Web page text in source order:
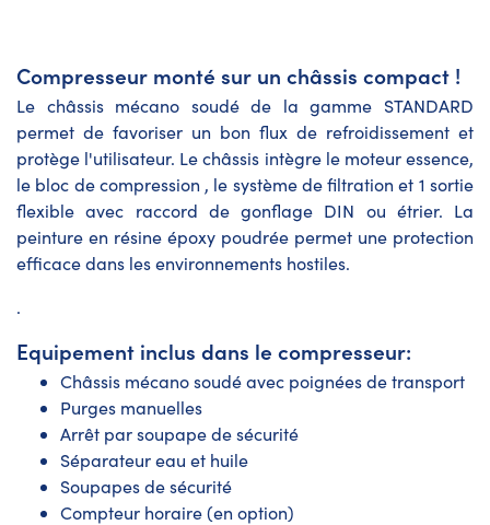
Compresseur monté sur un châssis compact !
Le châssis mécano soudé de la gamme STANDARD
permet de favoriser un bon flux de refroidissement et
protège l'utilisateur. Le châssis intègre le moteur essence,
le bloc de compression , le système de filtration et 1 sortie
flexible avec raccord de gonflage DIN ou étrier. La
peinture en résine époxy poudrée permet une protection
efficace dans les environnements hostiles.
.
Equipement inclus dans le compresseur:
Châssis mécano soudé avec poignées de transport
Purges manuelles
Arrêt par soupape de sécurité
Séparateur eau et huile
Soupapes de sécurité
Compteur horaire (en option)